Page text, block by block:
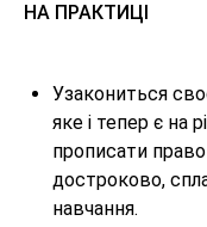
НА ПРАКТИЦІ
Узакониться
яке і тепер є на
прописати
достроково,
навчання.